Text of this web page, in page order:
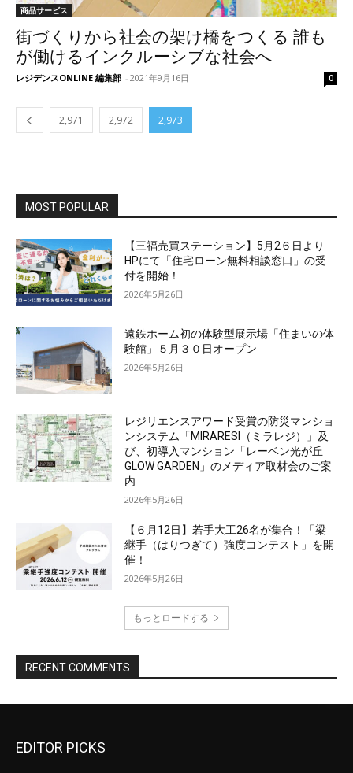
商品サービス
街づくりから社会の架け橋をつくる 誰も
が働けるインクルーシブな社会へ
レジデンスONLINE 編集部 - 2021年9月16日 0
2,971 2,972 2,973
MOST POPULAR
【三福売買ステーション】5月2６日より
HPにて「住宅ローン無料相談窓口」の受
付を開始！
2026年5月26日
遠鉄ホーム初の体験型展示場「住まいの体
験館」５月３０日オープン
2026年5月26日
レジリエンスアワード受賞の防災マンショ
ンシステム「MIRARESI（ミラレジ）」及
び、初導入マンション「レーベン光が丘
GLOW GARDEN」のメディア取材会のご案
内
2026年5月26日
【６月12日】若手大工26名が集合！「梁
継手（はりつぎて）強度コンテスト」を開
催！
2026年5月26日
もっとロードする
RECENT COMMENTS
EDITOR PICKS